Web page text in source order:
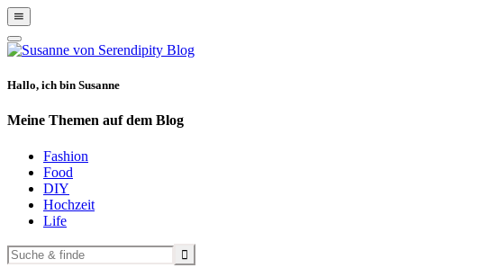
Show
Offscreen
Content
Hide
Offscreen
Hallo, ich bin Susanne
Meine Themen auf dem Blog
Fashion
Food
DIY
Hochzeit
Life